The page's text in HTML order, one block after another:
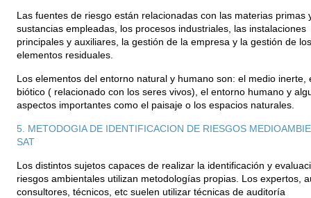
Las fuentes de riesgo están relacionadas con las materias primas
sustancias empleadas, los procesos industriales, las instalaciones
principales y auxiliares, la gestión de la empresa y la gestión de los
elementos residuales.
Los elementos del entorno natural y humano son: el medio inerte,
biótico ( relacionado con los seres vivos), el entorno humano y
aspectos importantes como el paisaje o los espacios naturales.
5. METODOGIA DE IDENTIFICACION DE RIESGOS
SAT
Los distintos sujetos capaces de realizar la identificación y
riesgos ambientales utilizan metodologías propias. Los expertos,
consultores, técnicos, etc suelen utilizar técnicas de auditoría